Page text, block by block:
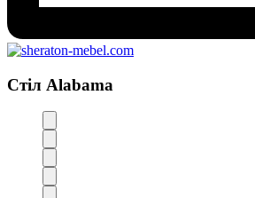
Стіл Alabama